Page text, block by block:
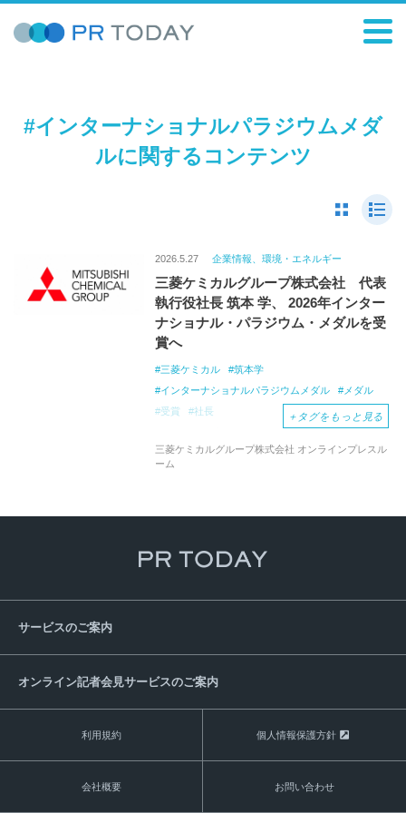
#インターナショナルパラジウムメダ
ルに関するコンテンツ
2026.5.27 企業情報、環境・エネルギー
三菱ケミカルグループ株式会社 代表
執行役社長 筑本 学、 2026年インター
ナショナル・パラジウム・メダルを受
賞へ
三菱ケミカル
筑本学
インターナショナルパラジウムメダル
メダル
受賞
社長
ソシエテ・ドシミーアンデュストリエル
授賞式
＋ タグをもっと見る
三菱ケミカルグループ株式会社 オンラインプレスル
ーム
サービスのご案内
オンライン記者会見サービスのご案内
利用規約 個人情報保護方針
会社概要 お問い合わせ